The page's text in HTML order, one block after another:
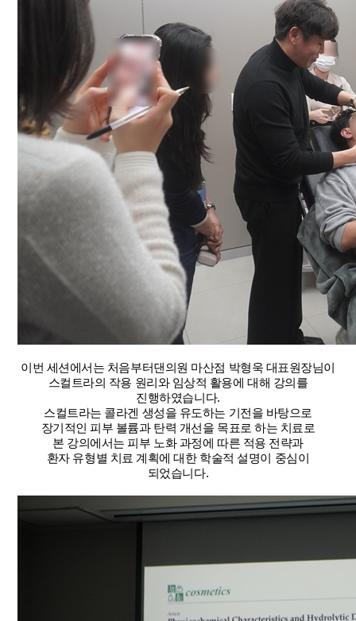
이번 세션에서는 처음부터댄의원 마산점 박형욱 대표원장님이
스컬트라의 작용 원리와 임상적 활용에 대해 강의를
진행하였습니다.
스컬트라는 콜라겐 생성을 유도하는 기전을 바탕으로
장기적인 피부 볼륨과 탄력 개선을 목표로 하는 치료로
본 강의에서는 피부 노화 과정에 따른 적용 전략과
환자 유형별 치료 계획에 대한 학술적 설명이 중심이
되었습니다.